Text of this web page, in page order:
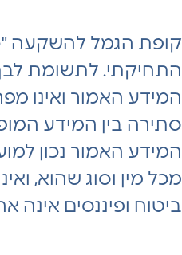
קופת הגמל להשקעה
התחיקתי. לתשומת
המידע האמור ואינו
סתירה בין המידע
המידע האמור נכון
מכל מין וסוג שהוא,
ביטוח ופיננסים